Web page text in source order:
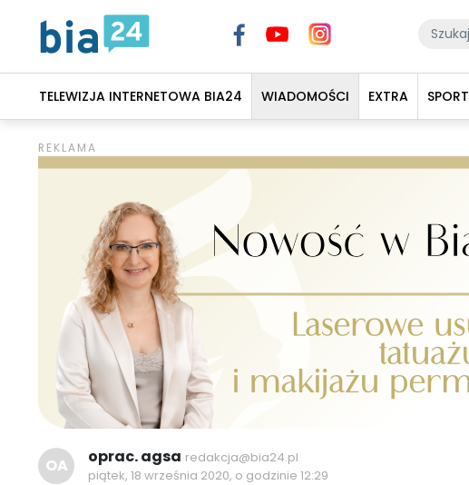
TELEWIZJA INTERNETOWA BIA24 WIADOMOŚCI EXTRA SPORT
OA oprac. agsa redakcja@bia24.pl
piątek, 18 września 2020, o godzinie 12:29